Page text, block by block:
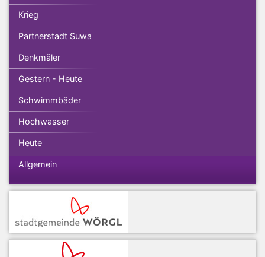
Krieg
Partnerstadt Suwa
Denkmäler
Gestern - Heute
Schwimmbäder
Hochwasser
Heute
Allgemein